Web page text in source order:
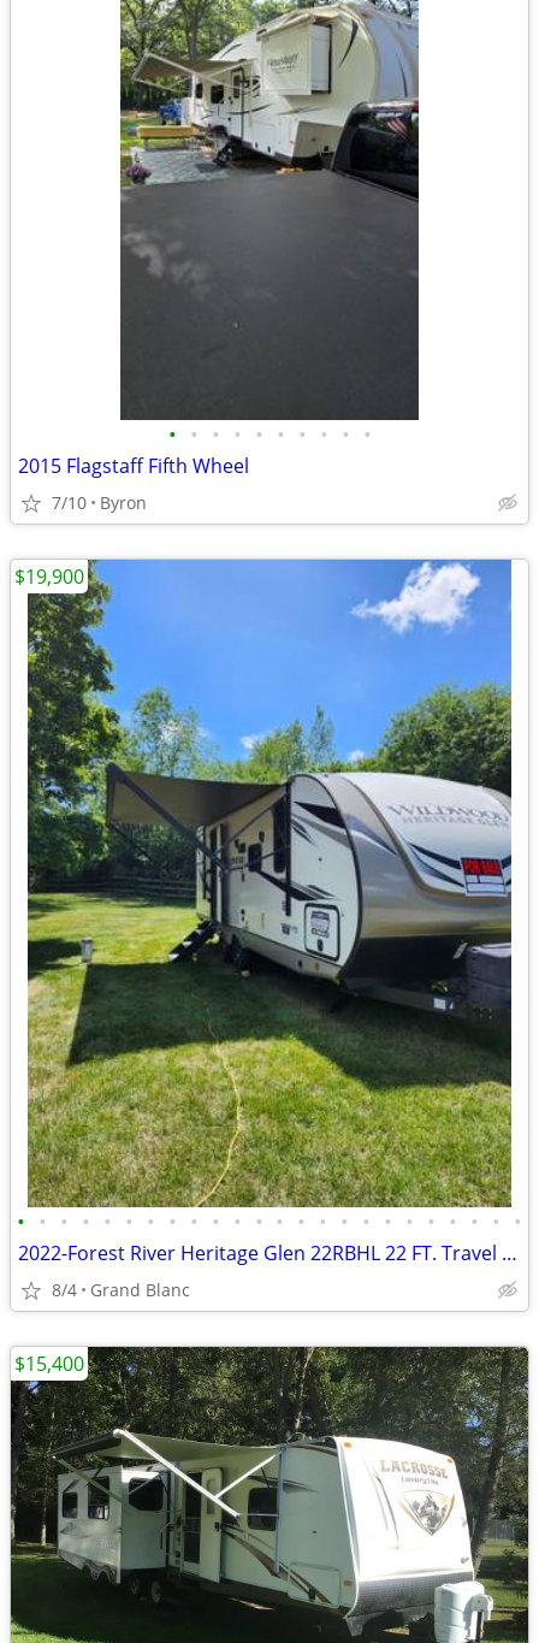
• • • • • • • • • •
2015 Flagstaff Fifth Wheel
7/10 Byron
• • • • • • • • • • • • • • • • • • • • • • • •
2022-Forest River Heritage Glen 22RBHL 22 FT. Travel Trailer
8/4 Grand Blanc
$19,900
$15,400